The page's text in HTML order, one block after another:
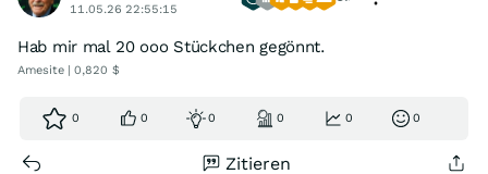
11.05.26 22:55:15
Hab mir mal 20 ooo Stückchen gegönnt.
Amesite | 0,820 $
0 0 0 0 0 0
Zitieren